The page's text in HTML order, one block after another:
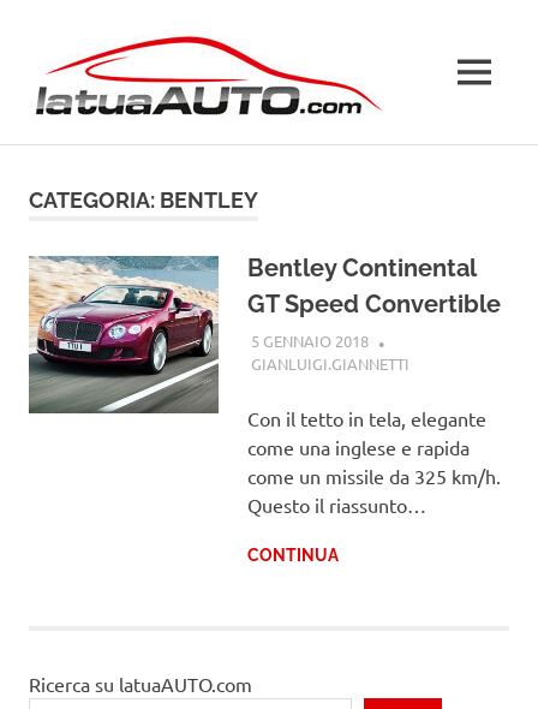
contenuto
MENU
CATEGORIA: BENTLEY
Bentley Continental
GT Speed Convertible
5 GENNAIO 2018
GIANLUIGI.GIANNETTI
Con il tetto in tela, elegante
come una inglese e rapida
come un missile da 325 km/h.
Questo il riassunto…
CONTINUA
Ricerca su latuaAUTO.com